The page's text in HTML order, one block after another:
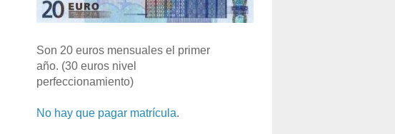
Son 20 euros mensuales el primer
año. (30 euros nivel
perfeccionamiento)
No hay que pagar matrícula.